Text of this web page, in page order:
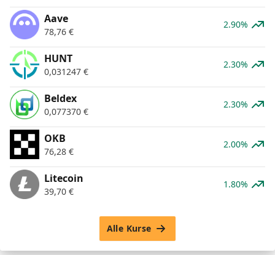
Aave
78,76 €
2.90%
HUNT
0,031247 €
2.30%
Beldex
0,077370 €
2.30%
OKB
76,28 €
2.00%
Litecoin
39,70 €
1.80%
Alle Kurse